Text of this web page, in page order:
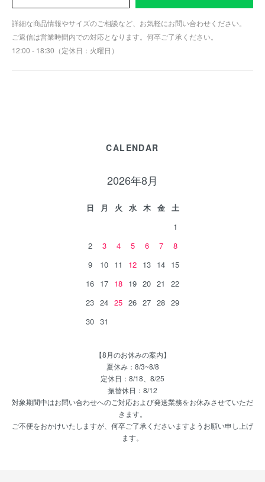
詳細な商品情報やサイズのご相談など、お気軽にお問い合わせください。
ご返信は営業時間内での対応となります。何卒ご了承ください。
12:00 - 18:30（定休日：火曜日）
CALENDAR
2026年8月
日 月 火 水 木 金
土
1
2
3 4 5 6 7
8
9
10 11 12 13 14 15
16 17 18 19 20 21
22
23 24 25 26 27 28 29
30 31
【8月のお休みの案内】
夏休み：8/3~8/8
定休日：8/18、8/25
振替休日：8/12
対象期間中はお問い合わせへのご対応および発送業務をお休みさせていただ
きます。
ご不便をおかけいたしますが、何卒ご了承くださいますようお願い申し上げ
ます。